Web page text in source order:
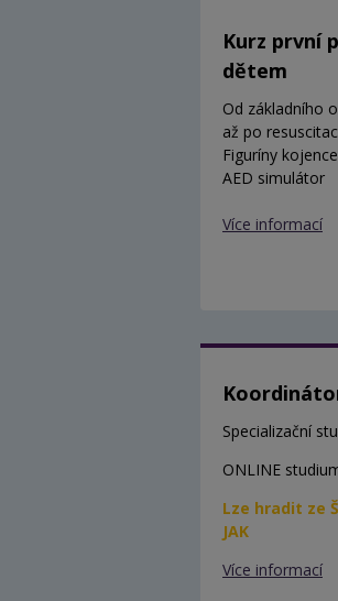
Kurz první
dětem
Od základního
až po
Figuríny
AED simulátor
Více informací
Specializační
ONLINE
Lze hradit ze
JAK
Více informací